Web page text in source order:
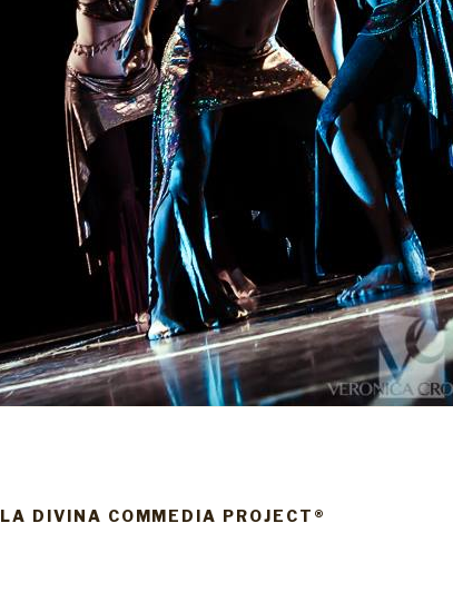
LA DIVINA COMMEDIA PROJECT®